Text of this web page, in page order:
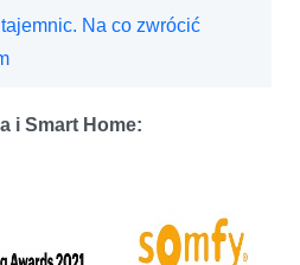
Na co zwrócić
i Smart Home: